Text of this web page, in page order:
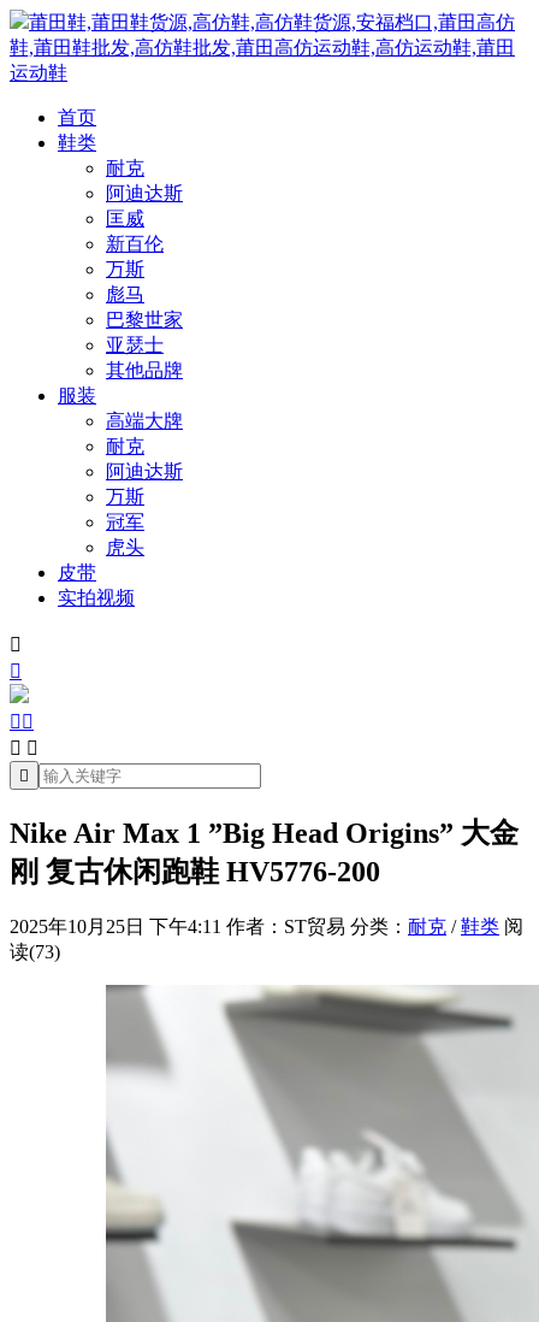
莆田鞋,莆田鞋货源,高仿鞋,高仿鞋货源,安福档口,莆田高仿
鞋,莆田鞋批发,高仿鞋批发,莆田高仿运动鞋,高仿运动鞋,莆田
运动鞋
首页
鞋类
耐克
阿迪达斯
匡威
新百伦
万斯
彪马
巴黎世家
亚瑟士
其他品牌
服装
高端大牌
耐克
阿迪达斯
万斯
冠军
虎头
皮带
实拍视频


 
 

Nike Air Max 1 ”Big Head Origins” 大金
刚 复古休闲跑鞋 HV5776-200
2025年10月25日 下午4:11 作者：ST贸易 分类： 耐克 /鞋类 阅
读(73)